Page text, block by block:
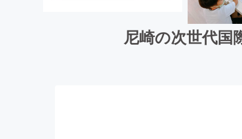
尼崎の次世代国